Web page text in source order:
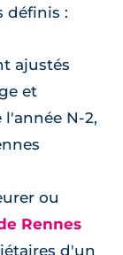
définis :
ajustés
et
N-2,
ou
Rennes
d'un